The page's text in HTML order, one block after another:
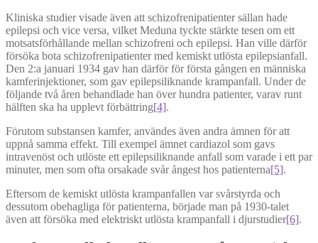
Kliniska studier visade även att schizofrenipatienter sällan hade
epilepsi och vice versa, vilket Meduna tyckte stärkte tesen om ett
motsatsförhållande mellan schizofreni och epilepsi. Han ville därför
försöka bota schizofrenipatienter med kemiskt utlösta epilepsianfall.
Den 2:a januari 1934 gav han därför för första gången en människa
kamferinjektioner, som gav epilepsiliknande krampanfall. Under de
följande två åren behandlade han över hundra patienter, varav runt
hälften ska ha upplevt förbättring[4].
Förutom substansen kamfer, användes även andra ämnen för att
uppnå samma effekt. Till exempel ämnet cardiazol som gavs
intravenöst och utlöste ett epilepsiliknande anfall som varade i ett par
minuter, men som ofta orsakade svår ångest hos patienterna[5].
Eftersom de kemiskt utlösta krampanfallen var svårstyrda och
dessutom obehagliga för patienterna, började man på 1930-talet
även att försöka med elektriskt utlösta krampanfall i djurstudier[6].